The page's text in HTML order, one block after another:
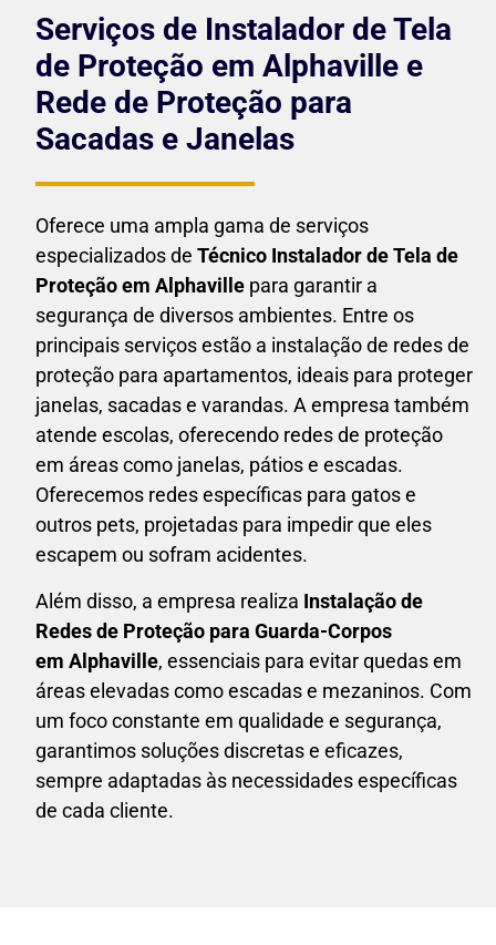
Serviços de Instalador de Tela
de Proteção em Alphaville e
Rede de Proteção para
Sacadas e Janelas
Oferece uma ampla gama de serviços
especializados de Técnico Instalador de Tela de
Proteção em Alphaville para garantir a
segurança de diversos ambientes. Entre os
principais serviços estão a instalação de redes de
proteção para apartamentos, ideais para proteger
janelas, sacadas e varandas. A empresa também
atende escolas, oferecendo redes de proteção
em áreas como janelas, pátios e escadas.
Oferecemos redes específicas para gatos e
outros pets, projetadas para impedir que eles
escapem ou sofram acidentes.
Além disso, a empresa realiza Instalação de
Redes de Proteção para Guarda-Corpos
em Alphaville, essenciais para evitar quedas em
áreas elevadas como escadas e mezaninos. Com
um foco constante em qualidade e segurança,
garantimos soluções discretas e eficazes,
sempre adaptadas às necessidades específicas
de cada cliente.